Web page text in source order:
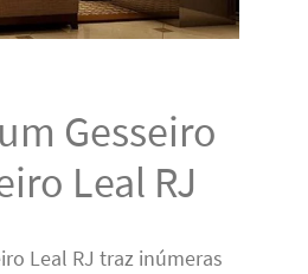
Gesseiro
Leal RJ
Leal RJ traz inúmeras